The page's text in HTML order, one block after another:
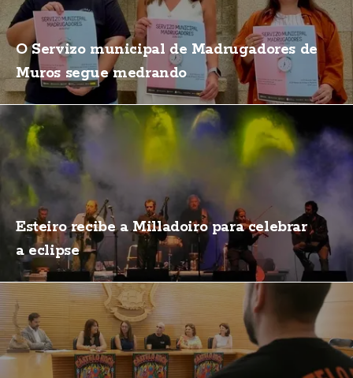
O Servizo municipal de Madrugadores de
Muros segue medrando
Esteiro recibe a Milladoiro para celebrar
a eclipse